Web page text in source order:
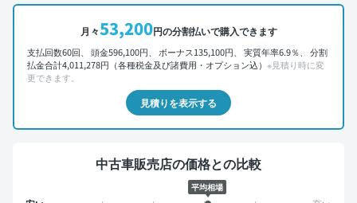
月々53,200円の分割払いで購入できます
支払回数60回、 頭金596,100円、 ボーナス135,100円、 実質年率6.9％、 分割
払金合計4,011,278円（各種税金及び諸費用・オプション込） ※見積り時に変
更できます。
見積りを表示する
中古車販売店の価格との比較
平均相場